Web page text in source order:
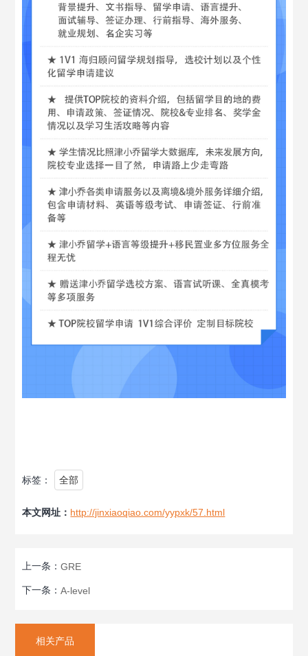
标签： 全部
本文网址： http://jinxiaoqiao.com/yypxk/57.html
上一条：GRE
下一条： A-level
相关产品